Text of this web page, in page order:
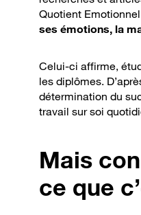
Quotient Emotionnel
ses émotions, la
Celui-ci affirme,
les diplômes.
détermination du
travail sur soi
Mais
ce que